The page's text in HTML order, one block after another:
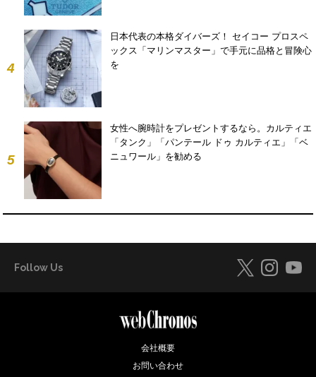
4
日本代表の本格ダイバーズ！ セイコー プロスペ
ックス「マリンマスター」で手元に品格と冒険心
を
5
女性へ腕時計をプレゼントするなら。カルティエ
「タンク」「パンテール ドゥ カルティエ」「ベ
ニュワール」を勧める
Follow Us
会社概要
お問い合わせ